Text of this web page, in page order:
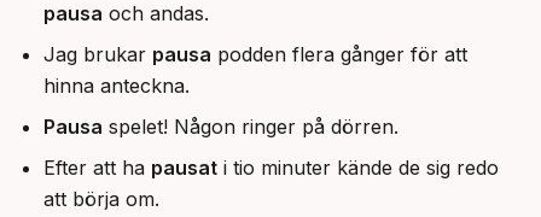
pausa och andas.
Jag brukar pausa podden flera gånger för att
hinna anteckna.
Pausa spelet! Någon ringer på dörren.
Efter att ha pausat i tio minuter kände de sig redo
att börja om.